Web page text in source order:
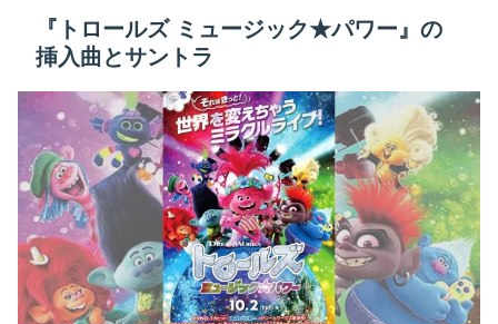
『トロールズ ミュージック★パワー』の
挿入曲とサントラ